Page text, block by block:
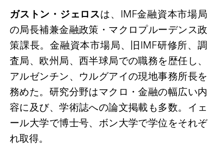
ガストン・ジェロスは、 IMF金融資本市場局
の局長補兼金融政策・マクロプルーデンス政
策課長。金融資本市場局、旧IMF研修所、調
査局、欧州局、西半球局での職務を歴任し、
アルゼンチン、ウルグアイの現地事務所長を
務めた。研究分野はマクロ・金融の幅広い内
容に及び、学術誌への論文掲載も多数。イェ
ール大学で博士号、ボン大学で学位をそれぞ
れ取得。